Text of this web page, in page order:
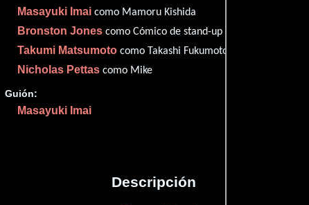
Masayuki Imai como Mamoru Kishida
Bronston Jones como Cómico de stand-up
Takumi Matsumoto como Takashi Fukumoto
Nicholas Pettas como Mike
Guión:
Masayuki Imai
Descripción